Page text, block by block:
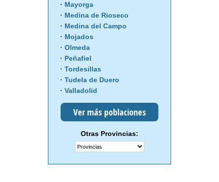
Mayorga
Medina de Rioseco
Medina del Campo
Mojados
Olmeda
Peñafiel
Tordesillas
Tudela de Duero
Valladolid
Ver más poblaciones
Otras Provincias: